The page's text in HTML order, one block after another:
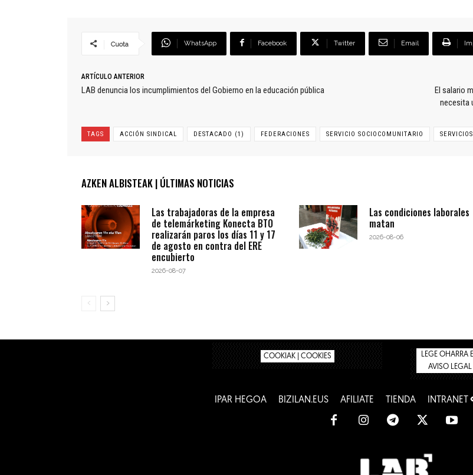
Cuota WhatsApp Facebook Twitter Email
ARTÍCULO ANTERIOR
LAB denuncia los incumplimientos del Gobierno en la educación pública
El salario
necesita
TAGS ACCIÓN SINDICAL DESTACADO (1) FEDERACIONES SERVICIO SOCIOCOMUNITARIO
AZKEN ALBISTEAK | ÚLTIMAS NOTICIAS
Las trabajadoras de la empresa
de telemárketing Konecta BTO
realizarán paros los días 11 y 17
de agosto en contra del ERE
encubierto
2026-08-07
Las condiciones laborales
matan
2026-08-06
COOKIAK | COOKIES
LEGE OHARRA
AVISO
IPAR HEGOA BIZILAN.EUS AFÍLIATE TIENDA INTRANET